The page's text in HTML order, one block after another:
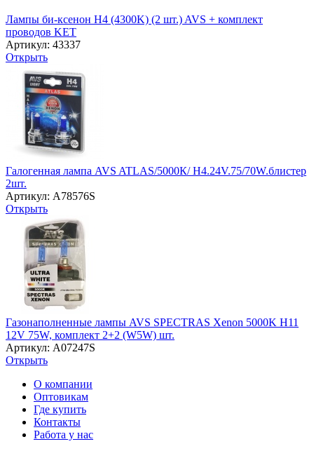
Лампы би-ксенон H4 (4300K) (2 шт.) AVS + комплект
проводов KET
Артикул: 43337
Открыть
Галогенная лампа AVS ATLAS/5000К/ H4.24V.75/70W.блистер
2шт.
Артикул: A78576S
Открыть
Газонаполненные лампы AVS SPECTRAS Xenon 5000K H11
12V 75W, комплект 2+2 (W5W) шт.
Артикул: A07247S
Открыть
О компании
Оптовикам
Где купить
Контакты
Работа у нас